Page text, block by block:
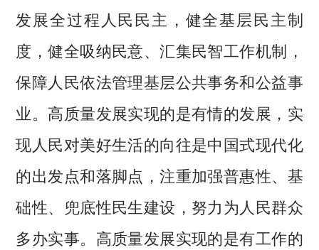
发展全过程人民民主，健全基层民主制
度，健全吸纳民意、汇集民智工作机制，
保障人民依法管理基层公共事务和公益事
业。高质量发展实现的是有情的发展，实
现人民对美好生活的向往是中国式现代化
的出发点和落脚点，注重加强普惠性、基
础性、兜底性民生建设，努力为人民群众
多办实事。高质量发展实现的是有工作的